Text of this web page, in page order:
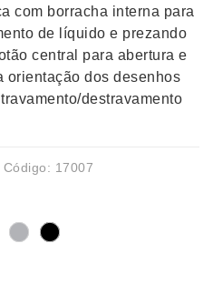
com borracha interna para
de líquido e prezando
central para abertura e
orientação dos desenhos
destravamento
Código: 17007